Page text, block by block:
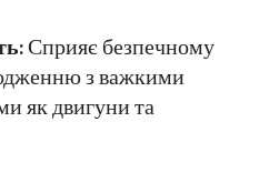
​: Сприяє безпечному
з важкими
як двигуни та